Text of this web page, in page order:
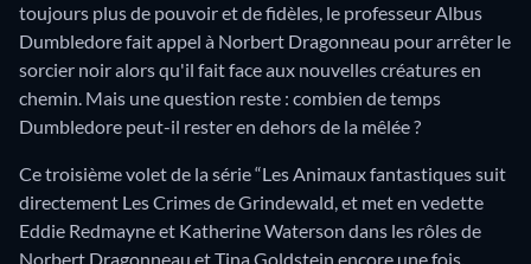
toujours plus de pouvoir et de fidèles, le professeur Albus
Dumbledore fait appel à Norbert Dragonneau pour arrêter le
sorcier noir alors qu'il fait face aux nouvelles créatures en
chemin. Mais une question reste : combien de temps
Dumbledore peut-il rester en dehors de la mêlée ?
Ce troisième volet de la série “Les Animaux fantastiques suit
directement Les Crimes de Grindewald, et met en vedette
Eddie Redmayne et Katherine Waterson dans les rôles de
Norbert Dragonneau et Tina Goldstein encore une fois.